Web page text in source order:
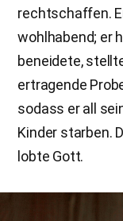
rechtschaffen.
wohlhabend; er
beneidete,
ertragende
sodass er all
Kinder starben.
lobte Gott.